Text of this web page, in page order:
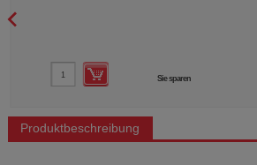
Sie sparen
Produktbeschreibung